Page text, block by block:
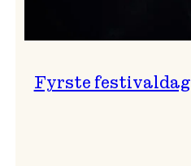
Fyrste festivaldag